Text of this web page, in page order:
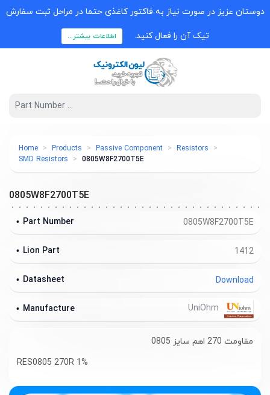
دوستان عزیز در صورت نیاز به فاکتور کاغذی حتما در مراحل ثبت سفارش
تیک آن را فعال کنید. اطلاعات بیشتر...
Home Products Passive Component
Resistors
SMD Resistors
0805W8F2700T5E
0805W8F2700T5E
0805W8F2700T5E
Part Number
1412
Lion Part
Download
Datasheet
Manufacture
مقاومت 270 اهم سایز 0805
RES0805 270R 1%